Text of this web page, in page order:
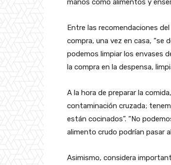
manos como alimentos y
Entre las recomendaciones
compra, una vez en casa, “se
podemos limpiar los envases
la compra en la despensa,
A la hora de preparar la
contaminación cruzada;
están cocinados”. “No
alimento crudo podrían pasar
Asimismo, considera